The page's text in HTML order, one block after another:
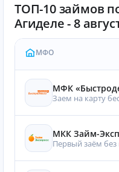
ТОП-10 займов
Агиделе - 8
МФО
МФК
Заем на карту
МКК Займ-
Первый заём